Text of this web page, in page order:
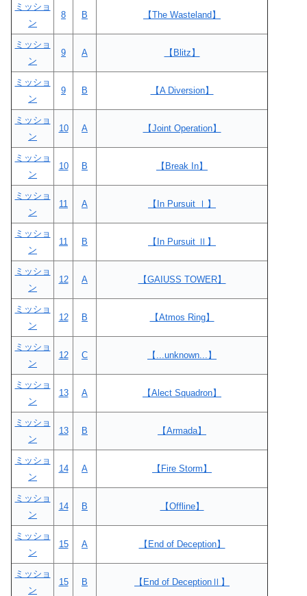
ミッショ
ン
8 B 【The Wasteland】
ミッショ
ン
9 A 【Blitz】
ミッショ
ン
9 B 【A Diversion】
ミッショ
ン
10 A 【Joint Operation】
ミッショ
ン
10 B 【Break In】
ミッショ
ン
11 A 【In Pursuit Ⅰ】
ミッショ
ン
11 B 【In Pursuit Ⅱ】
ミッショ
ン
12 A 【GAIUSS TOWER】
ミッショ
ン
12 B 【Atmos Ring】
ミッショ
ン
12 C 【...unknown...】
ミッショ
ン
13 A 【Alect Squadron】
ミッショ
ン
13 B 【Armada】
ミッショ
ン
14 A 【Fire Storm】
ミッショ
ン
14 B 【Offline】
ミッショ
ン
15 A 【End of Deception】
ミッショ
ン
15 B 【End of DeceptionⅡ】